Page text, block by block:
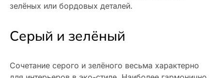
зелёных или бордовых деталей.
Серый и зелёный
Сочетание серого и зелёного весьма характерно